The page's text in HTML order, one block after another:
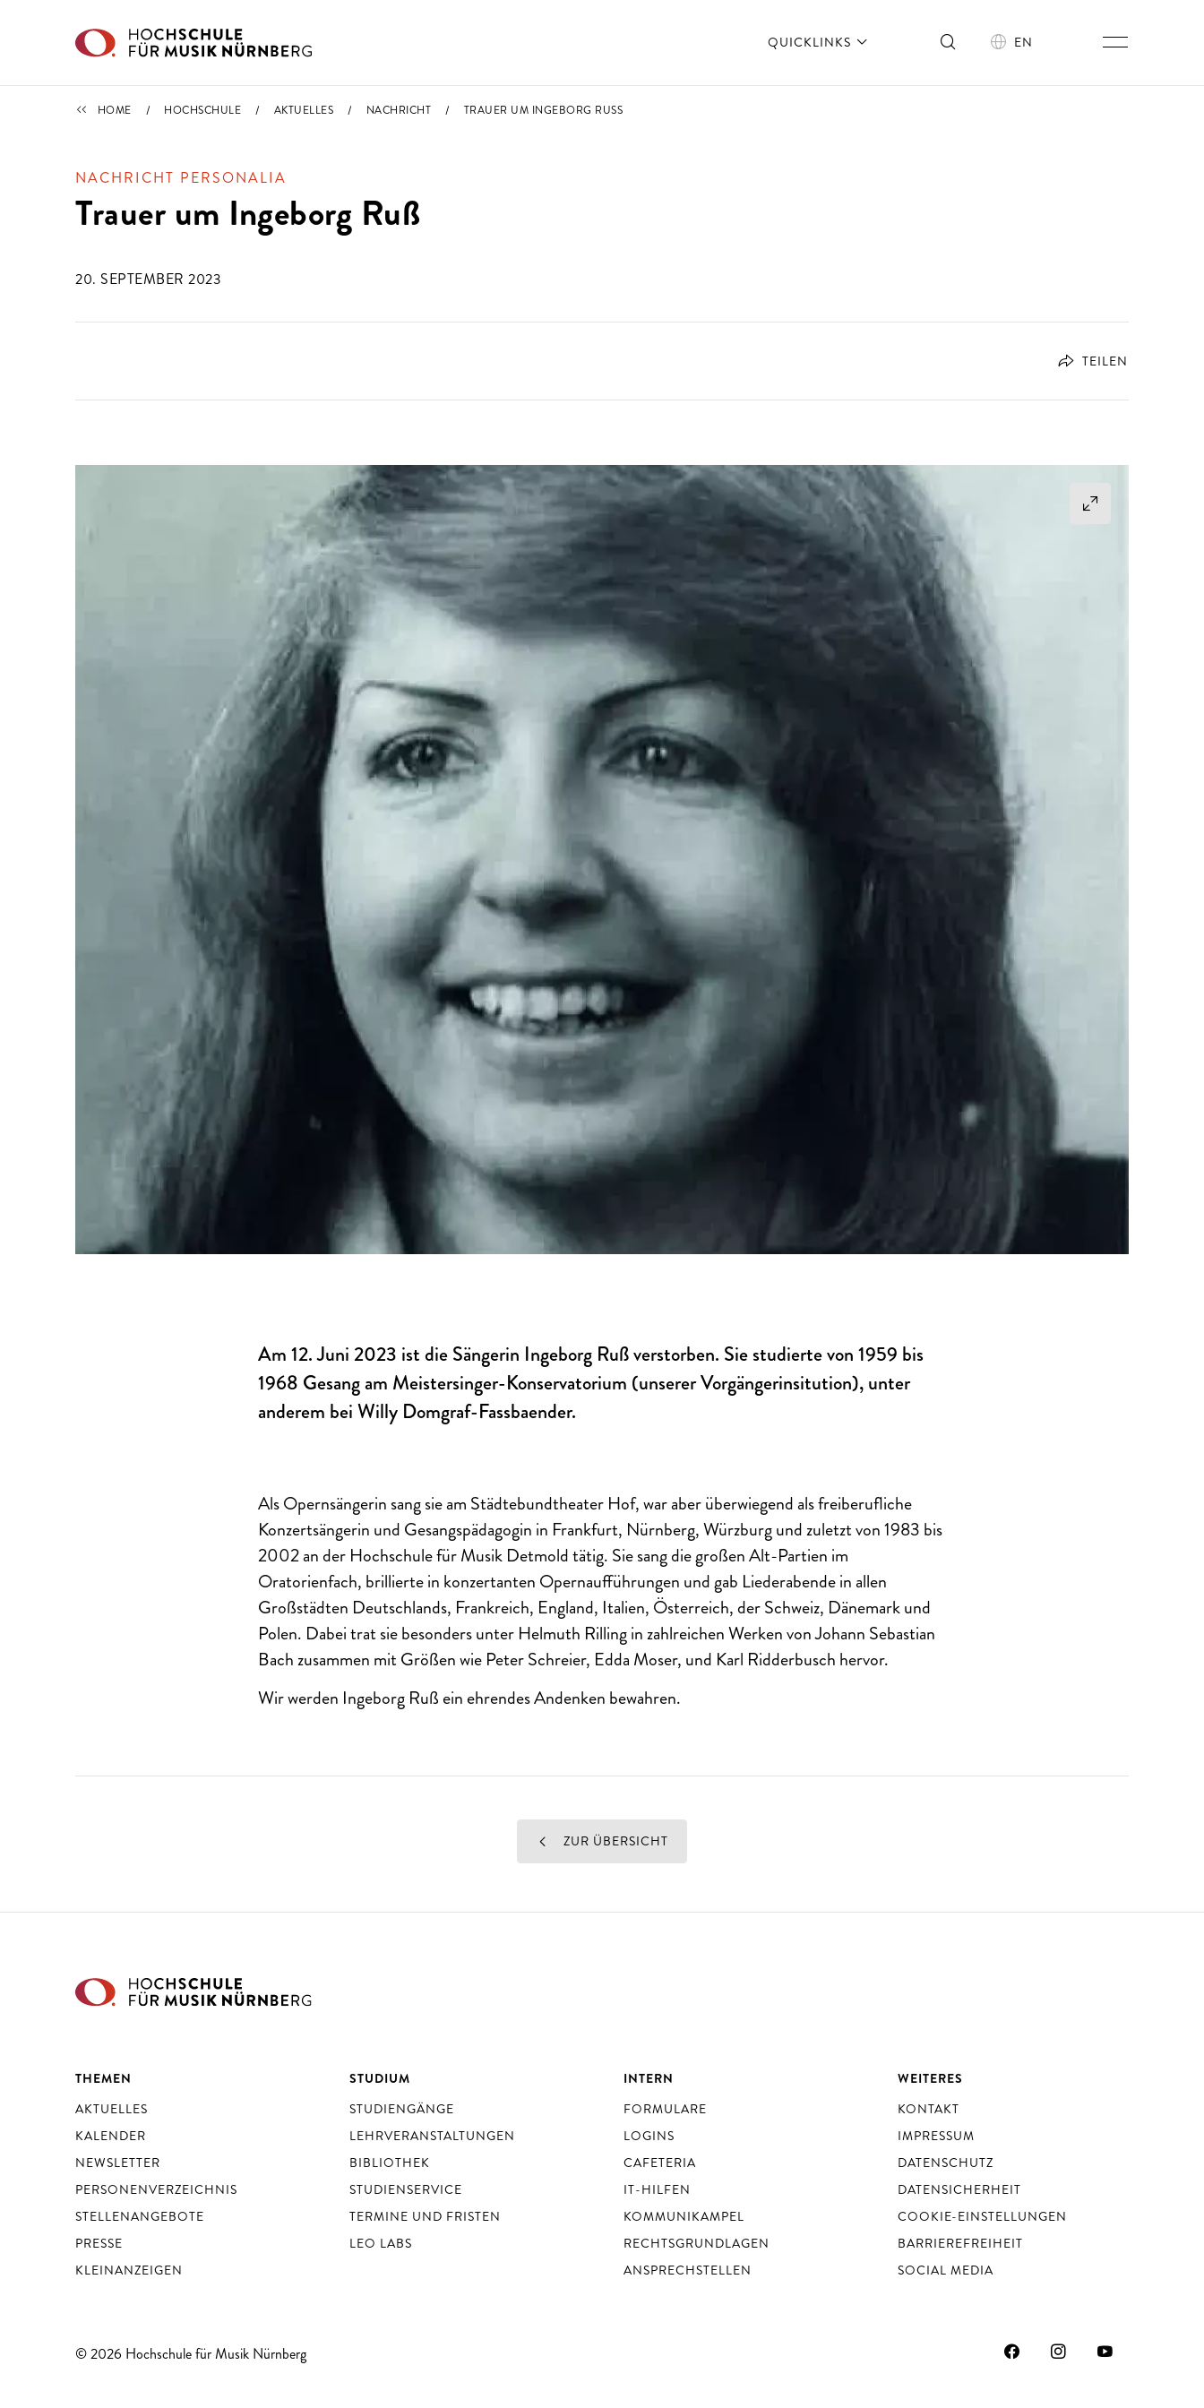
QUICKLINKS EN
NACHRICHTEN
HOME HOCHSCHULE AKTUELLES NACHRICHT TRAUER UM INGEBORG RUSS
NACHRICHT PERSONALIA
Trauer um Ingeborg Ruß
20. SEPTEMBER 2023
TEILEN
Am 12. Juni 2023 ist die Sängerin Ingeborg Ruß verstorben. Sie studierte von 1959 bis
1968 Gesang am Meistersinger-Konservatorium (unserer Vorgängerinsitution), unter
anderem bei Willy Domgraf-Fassbaender.
Als Opernsängerin sang sie am Städtebundtheater Hof, war aber überwiegend als freiberufliche
Konzertsängerin und Gesangspädagogin in Frankfurt, Nürnberg, Würzburg und zuletzt von 1983 bis
2002 an der Hochschule für Musik Detmold tätig. Sie sang die großen Alt-Partien im
Oratorienfach, brillierte in konzertanten Opernaufführungen und gab Liederabende in allen
Großstädten Deutschlands, Frankreich, England, Italien, Österreich, der Schweiz, Dänemark und
Polen. Dabei trat sie besonders unter Helmuth Rilling in zahlreichen Werken von Johann Sebastian
Bach zusammen mit Größen wie Peter Schreier, Edda Moser, und Karl Ridderbusch hervor.
Wir werden Ingeborg Ruß ein ehrendes Andenken bewahren.
ZUR ÜBERSICHT
THEMEN
AKTUELLES
KALENDER
NEWSLETTER
PERSONENVERZEICHNIS
STELLENANGEBOTE
PRESSE
KLEINANZEIGEN
STUDIUM
STUDIENGÄNGE
LEHRVERANSTALTUNGEN
BIBLIOTHEK
STUDIENSERVICE
TERMINE UND FRISTEN
LEO LABS
INTERN
FORMULARE
LOGINS
CAFETERIA
IT-HILFEN
KOMMUNIKAMPEL
RECHTSGRUNDLAGEN
ANSPRECHSTELLEN
WEITERES
KONTAKT
IMPRESSUM
DATENSCHUTZ
DATENSICHERHEIT
COOKIE-EINSTELLUNGEN
BARRIEREFREIHEIT
SOCIAL MEDIA
© 2026 Hochschule für Musik Nürnberg